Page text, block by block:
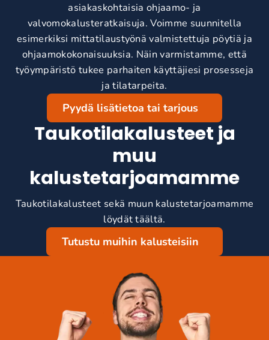
asiakaskohtaisia ohjaamo- ja
valvomokalusteratkaisuja. Voimme suunnitella
esimerkiksi mittatilaustyönä valmistettuja pöytiä ja
ohjaamokokonaisuuksia. Näin varmistamme, että
työympäristö tukee parhaiten käyttäjiesi prosesseja
ja tilatarpeita.
Pyydä lisätietoa tai tarjous
Taukotilakalusteet ja
muu
kalustetarjoamamme
Taukotilakalusteet sekä muun kalustetarjoamamme
löydät täältä.
Tutustu muihin kalusteisiin